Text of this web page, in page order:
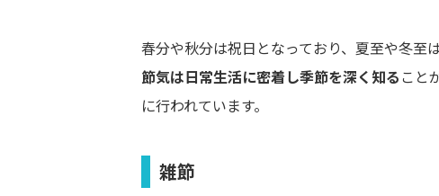
春分や秋分は祝日となっており、夏至や冬至
節気は日常生活に密着し季節を深く知る こと
に行われています。
雑節